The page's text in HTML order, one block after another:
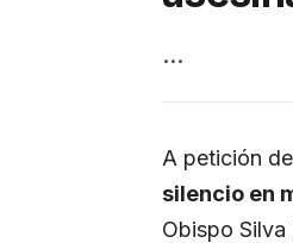
…
A petición
silencio en
Obispo